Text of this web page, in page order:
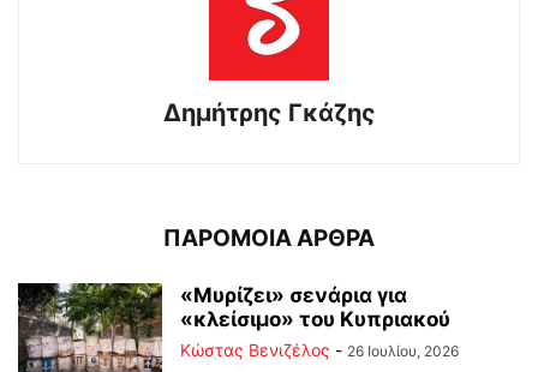
Δημήτρης Γκάζης
ΠΑΡΟΜΟΙΑ ΑΡΘΡΑ
«Μυρίζει» σενάρια για
«κλείσιμο» του Κυπριακού
Κώστας Βενιζέλος - 26 Ιουλίου, 2026